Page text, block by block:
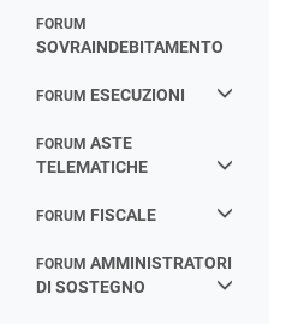
FORUM
SOVRAINDEBITAMENTO
FORUM ESECUZIONI
FORUM ASTE
TELEMATICHE
FORUM FISCALE
FORUM AMMINISTRATORI
DI SOSTEGNO